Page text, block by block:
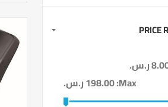
PRICE
ر.س.‏
Max: 198.00 ر.س.‏